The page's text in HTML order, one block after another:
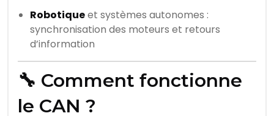
Robotiqueet systèmes autonomes :
synchronisation des moteurs et retours
d’information
🔧 Comment fonctionne
le CAN ?